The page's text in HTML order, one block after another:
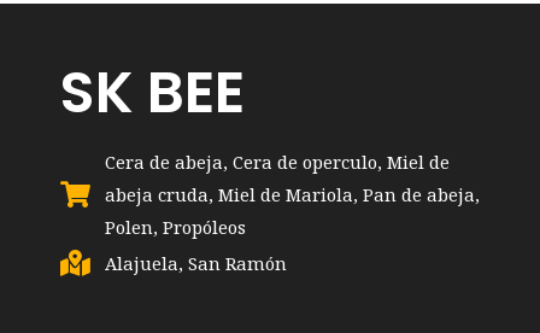
SK BEE
Cera de abeja, Cera de operculo, Miel de
abeja cruda, Miel de Mariola, Pan de abeja,
Polen, Propóleos
Alajuela, San Ramón